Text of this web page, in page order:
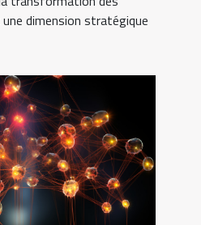
dimension stratégique